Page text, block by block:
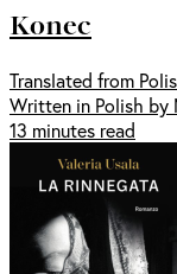
Konec
Translated from
Written in Polish by
13 minutes read